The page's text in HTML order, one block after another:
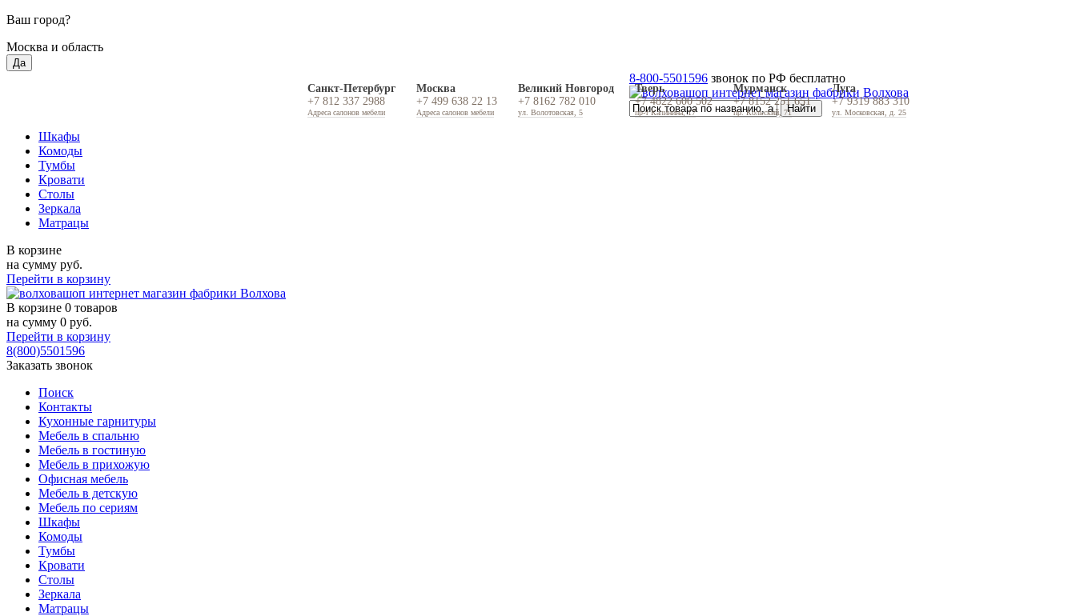
Ваш город?
Москва и область
Да
Санкт-Петербург
+7 812 337 2988
Адреса салонов мебели
Москва
+7 499 638 22 13
Адреса салонов мебели
Великий Новгород
+7 8162 782 010
ул. Волотовская, 5
Тверь
+7 4822 600 502
пр-т Калинина, 17
Мурманск
+7 8152 251 651
пр. Кольский, 71
Луга
+7 9319 883 310
ул. Московская, д. 25
8-800-5501596 звонок по РФ бесплатно
Шкафы
Комоды
Тумбы
Кровати
Столы
Зеркала
Матрацы
В корзине
на сумму руб.
Перейти в корзину
В корзине 0 товаров
на сумму 0 руб.
Перейти в корзину
8(800)5501596
Заказать звонок
Поиск
Контакты
Кухонные гарнитуры
Мебель в спальню
Мебель в гостиную
Мебель в прихожую
Офисная мебель
Мебель в детскую
Мебель по сериям
Шкафы
Комоды
Тумбы
Кровати
Столы
Зеркала
Матрацы